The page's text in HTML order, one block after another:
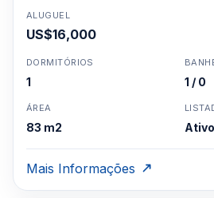
ALUGUEL
US$16,000
DORMITÓRIOS
1 1 / 0
ÁREA
83 m2 Ativo
Mais Informações